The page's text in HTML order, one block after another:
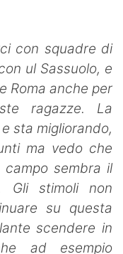
con squadre di
ul Sassuolo, e
Roma anche per
ragazze. La
sta migliorando,
ma vedo che
sembra il
Gli stimoli non
su questa
scendere in
ad esempio